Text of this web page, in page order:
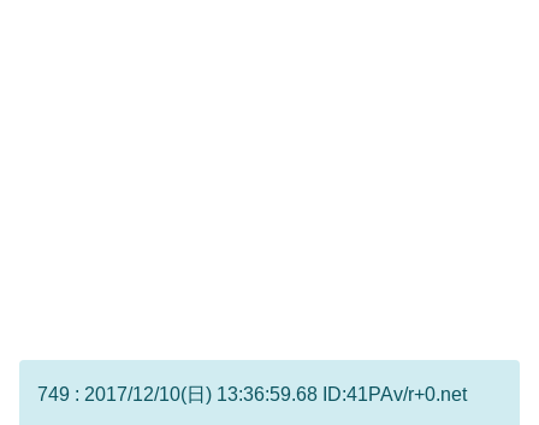
749 : 2017/12/10(日) 13:36:59.68 ID:41PAv/r+0.net